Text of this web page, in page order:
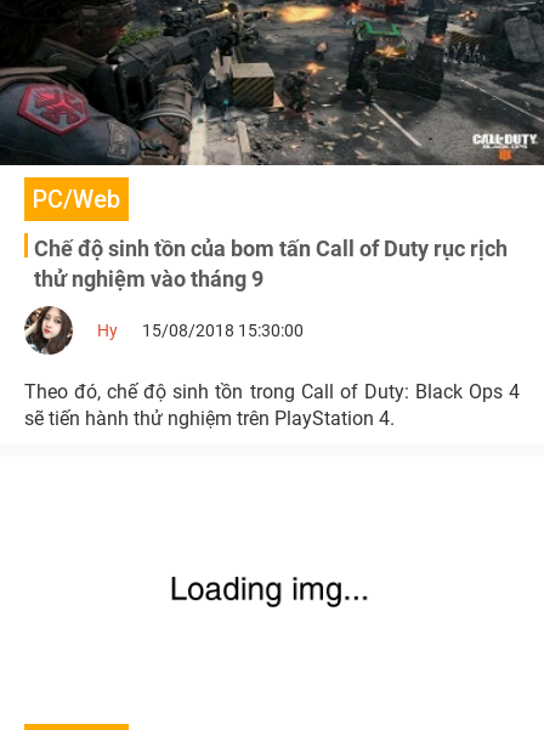
PC/Web
Chế độ sinh tồn của bom tấn Call of Duty rục rịch
thử nghiệm vào tháng 9
Hy 15/08/2018 15:30:00
Theo đó, chế độ sinh tồn trong Call of Duty: Black Ops 4
sẽ tiến hành thử nghiệm trên PlayStation 4.